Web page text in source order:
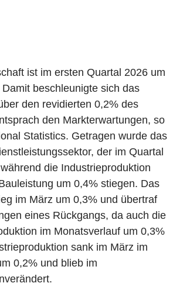
ist im ersten Quartal 2026 um
beschleunigte sich das
den revidierten 0,2% des
den Markterwartungen, so
Statistics. Getragen wurde das
der im Quartal
die Industrieproduktion
um 0,4% stiegen. Das
im März um 0,3% und übertraf
eines Rückgangs, da auch die
im Monatsverlauf um 0,3%
sank im März im
0,2% und blieb im